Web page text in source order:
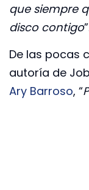
que siempre
disco contigo
De las pocas
autoría de
Ary Barroso, “